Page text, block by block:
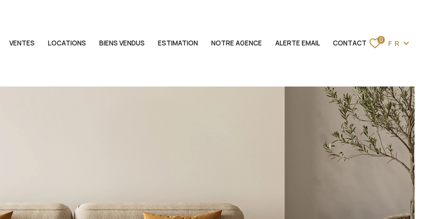
LOCATIONS
BIENS VENDUS
ESTIMATION
NOTRE AGENCE
ALERTE EMAIL
0 Langue
FR
VENTES LOCATIONS BIENS VENDUS ESTIMATION NOTRE AGENCE ALERTE EMAIL CONTACT